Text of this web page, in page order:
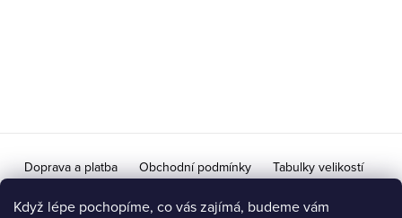
Když lépe pochopíme, co vás zajímá, budeme vám
Doprava a platba Obchodní podmínky Tabulky velikostí
Doprava na Slovensko / Výměna vrácení zboží pro SR